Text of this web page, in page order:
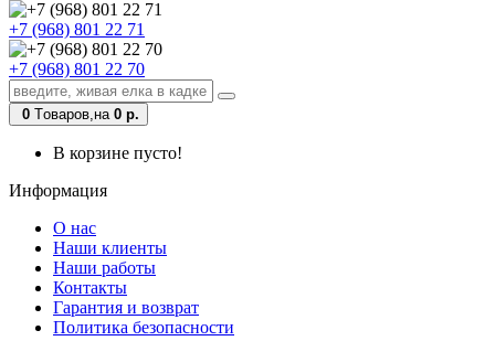
+7 (968) 801 22 71
+7 (968) 801 22 70
0 Tоваров,на 0 р.
В корзине пусто!
Информация
О нас
Наши клиенты
Наши работы
Контакты
Гарантия и возврат
Политика безопасности